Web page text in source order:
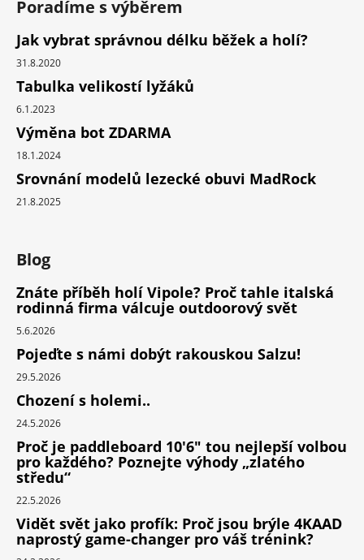
Poradíme s výběrem
Jak vybrat správnou délku běžek a holí?
31.8.2020
Tabulka velikostí lyžáků
6.1.2023
Výměna bot ZDARMA
18.1.2024
Srovnání modelů lezecké obuvi MadRock
21.8.2025
Blog
Znáte příběh holí Vipole? Proč tahle italská
rodinná firma válcuje outdoorový svět
5.6.2026
Pojeďte s námi dobýt rakouskou Salzu!
29.5.2026
Chození s holemi..
24.5.2026
Proč je paddleboard 10'6" tou nejlepší volbou
pro každého? Poznejte výhody „zlatého
středu“
22.5.2026
Vidět svět jako profík: Proč jsou brýle 4KAAD
naprostý game-changer pro váš trénink?